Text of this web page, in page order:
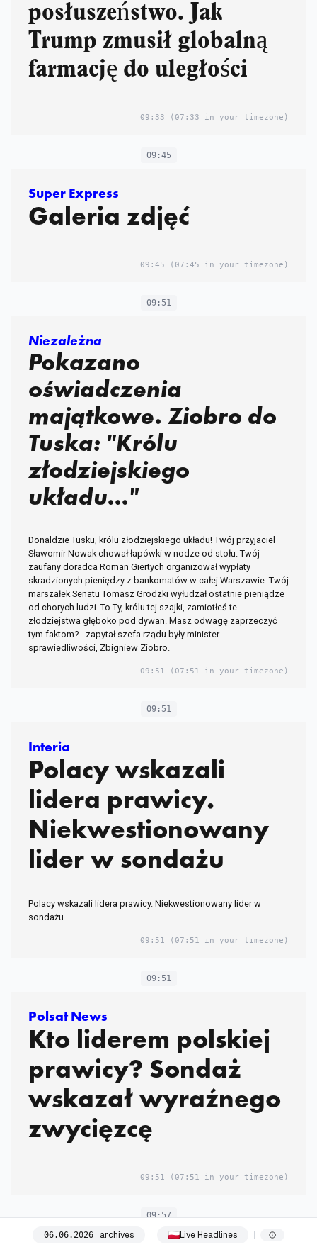
posłuszeństwo. Jak
Trump zmusił globalną
farmację do uległości
09:33 (07:33 in your timezone)
09:45
Super Express
Galeria zdjęć
09:45 (07:45 in your timezone)
09:51
Niezależna
Pokazano
oświadczenia
majątkowe. Ziobro do
Tuska: "Królu
złodziejskiego
układu..."
Donaldzie Tusku, królu złodziejskiego układu! Twój przyjaciel
Sławomir Nowak chował łapówki w nodze od stołu. Twój
zaufany doradca Roman Giertych organizował wypłaty
skradzionych pieniędzy z bankomatów w całej Warszawie. Twój
marszałek Senatu Tomasz Grodzki wyłudzał ostatnie pieniądze
od chorych ludzi. To Ty, królu tej szajki, zamiotłeś te
złodziejstwa głęboko pod dywan. Masz odwagę zaprzeczyć
tym faktom? - zapytał szefa rządu były minister
sprawiedliwości, Zbigniew Ziobro.
09:51 (07:51 in your timezone)
09:51
Interia
Polacy wskazali
lidera prawicy.
Niekwestionowany
lider w sondażu
Polacy wskazali lidera prawicy. Niekwestionowany lider w
sondażu
09:51 (07:51 in your timezone)
09:51
Polsat News
Kto liderem polskiej
prawicy? Sondaż
wskazał wyraźnego
zwycięzcę
09:51 (07:51 in your timezone)
09:57
06.06.2026 archives Live Headlines